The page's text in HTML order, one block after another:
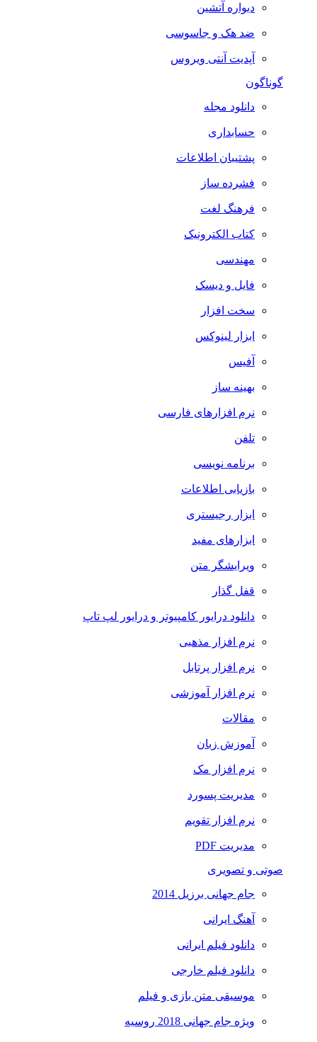
دیواره آتشین
ضد هک و جاسوسی
آپدیت آنتی ویروس
گوناگون
دانلود مجله
حسابداری
پشتیبان اطلاعات
فشرده ساز
فرهنگ لغت
کتاب الکترونیک
مهندسی
فایل و دیسک
سخت افزار
ابزار لینوکس
آفیس
بهینه ساز
نرم افزارهای فارسی
تلفن
برنامه نویسی
بازیابی اطلاعات
ابزار رجیستری
ابزارهای مفید
ویرایشگر متن
قفل گذار
دانلود درایور کامپیوتر و درایور لپ تاپ
نرم افزار مذهبی
نرم افزار پرتابل
نرم افزار آموزشی
مقالات
آموزش زبان
نرم افزار مک
مدیریت پسورد
نرم افزار تقویم
مدیریت PDF
صوتی و تصویری
جام جهانی برزیل 2014
آهنگ ایرانی
دانلود فیلم ایرانی
دانلود فیلم خارجی
موسیقی متن بازی و فیلم
ویژه جام جهانی 2018 روسیه